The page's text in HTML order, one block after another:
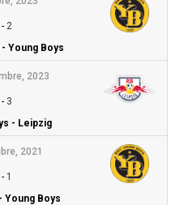
2
- Young Boys
2023
- 3
- Leipzig
2021
- 1
Young Boys